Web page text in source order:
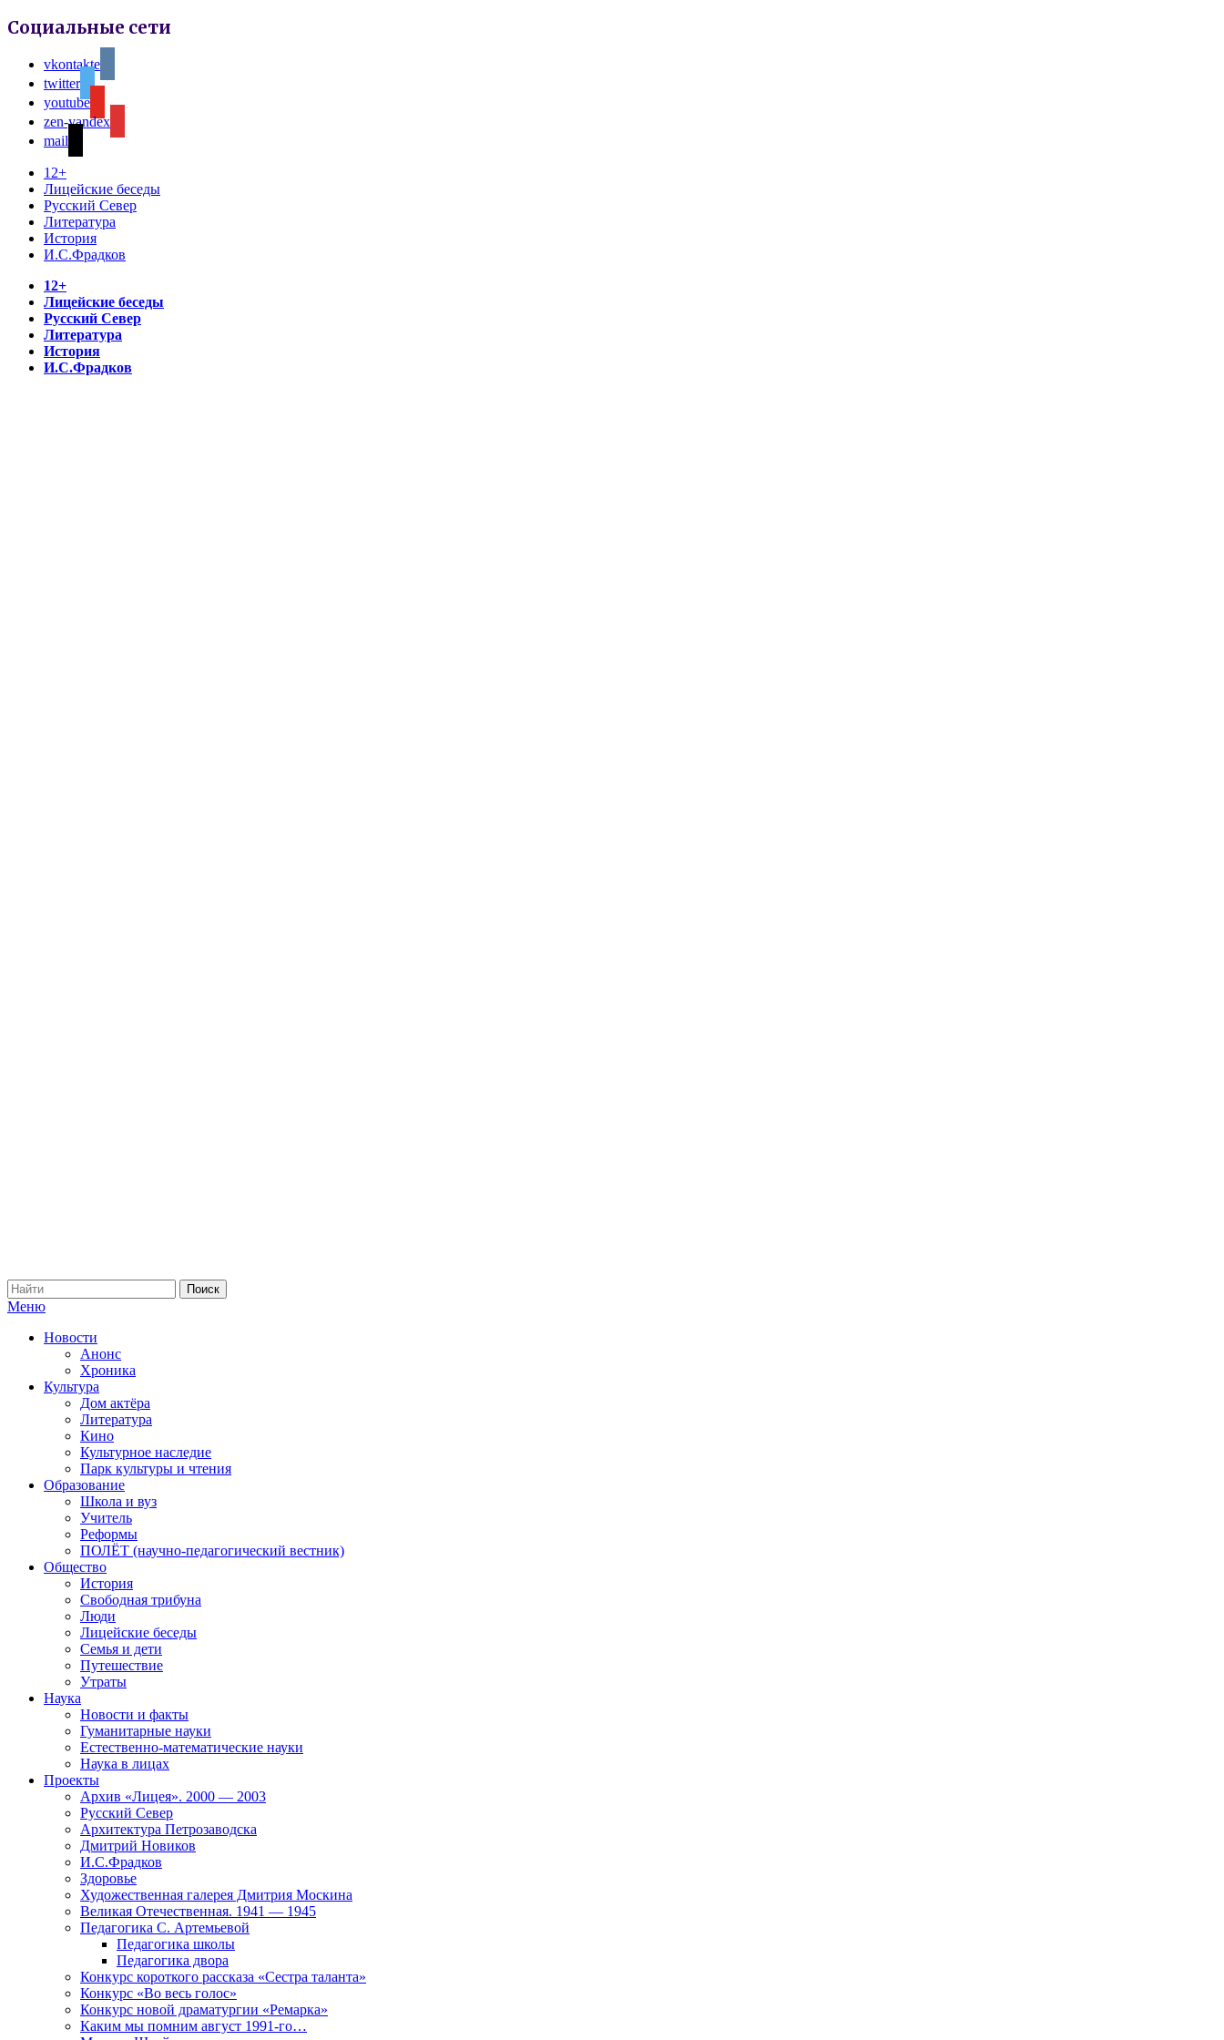
Социальные сети
vkontakte
twitter
youtube
zen-yandex
mail
12+
Лицейские беседы
Русский Север
Литература
История
И.С.Фрадков
12+
Лицейские беседы
Русский Север
Литература
История
И.С.Фрадков
Меню
Новости
Анонс
Хроника
Культура
Дом актёра
Литература
Кино
Культурное наследие
Парк культуры и чтения
Образование
Школа и вуз
Учитель
Реформы
ПОЛЁТ (научно-педагогический вестник)
Общество
История
Свободная трибуна
Люди
Лицейские беседы
Семья и дети
Путешествие
Утраты
Наука
Новости и факты
Гуманитарные науки
Естественно-математические науки
Наука в лицах
Проекты
Архив «Лицея». 2000 — 2003
Русский Север
Архитектура Петрозаводска
Дмитрий Новиков
И.С.Фрадков
Здоровье
Художественная галерея Дмитрия Москина
Великая Отечественная. 1941 — 1945
Педагогика С. Артемьевой
Педагогика школы
Педагогика двора
Конкурс короткого рассказа «Сестра таланта»
Конкурс «Во весь голос»
Конкурс новой драматургии «Ремарка»
Каким мы помним август 1991-го…